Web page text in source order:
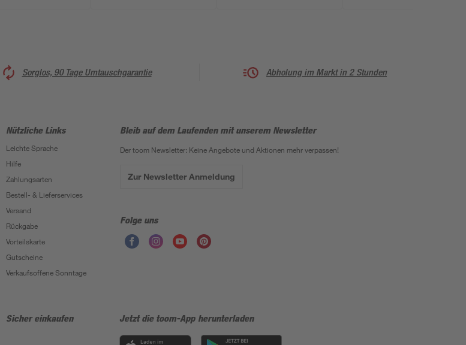
Sorglos, 90 Tage Umtauschgarantie Abholung im Markt in 2 Stunden
Nützliche Links
Leichte Sprache
Hilfe
Zahlungsarten
Bestell- & Lieferservices
Versand
Rückgabe
Vorteilskarte
Gutscheine
Verkaufsoffene Sonntage
Bleib auf dem Laufenden mit unserem Newsletter
Der toom Newsletter: Keine Angebote und Aktionen mehr verpassen!
Zur Newsletter Anmeldung
Folge uns
Sicher einkaufen Jetzt die toom-App herunterladen